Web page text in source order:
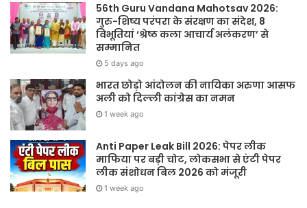
56th Guru Vandana Mahotsav 2026:
गुरु-शिष्य परंपरा के संरक्षण का संदेश, 8
विभूतियां ‘श्रेष्ठ कला आचार्य अलंकरण’ से
सम्मानित
5 days ago
भारत छोड़ो आंदोलन की नायिका अरुणा आसफ
अली को दिल्ली कांग्रेस का नमन
1 week ago
Anti Paper Leak Bill 2026: पेपर लीक
माफिया पर बड़ी चोट, लोकसभा से एंटी पेपर
लीक संशोधन बिल 2026 को मंजूरी
1 week ago